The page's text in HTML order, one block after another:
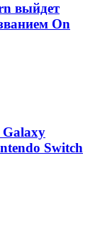
выйдет
On
Galaxy
Switch